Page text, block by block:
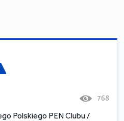
768
Polskiego PEN Clubu /